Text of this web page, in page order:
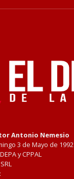
Antonio Nemesio
3 de Mayo de 1992
y CPPAL